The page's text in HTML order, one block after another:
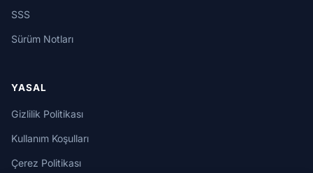
SSS
Sürüm Notları
YASAL
Gizlilik Politikası
Kullanım Koşulları
Çerez Politikası